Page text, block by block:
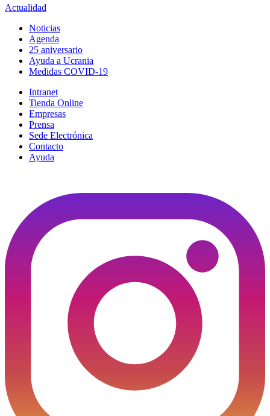
Actualidad
Noticias
Agenda
25 aniversario
Ayuda a Ucrania
Medidas COVID-19
Intranet
Tienda Online
Empresas
Prensa
Sede Electrónica
Contacto
Ayuda